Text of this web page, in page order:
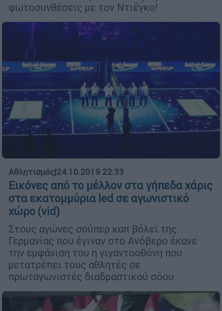
φωτοσυνθέσεις με τον Ντιέγκο!
Αθλητισμός|24.10.2019 22:33
Εικόνες από το μέλλον στα γήπεδα χάρις
στα εκατομμύρια led σε αγωνιστικό
χώρο (vid)
Στους αγώνες σούπερ καπ βόλεϊ της
Γερμανίας που έγιναν στο Ανόβερο έκανε
την εμφάνιση του η γιγαντοοθόνη που
μετατρέπει τους αθλητές σε
πρωταγωνιστές διαδραστικού σόου